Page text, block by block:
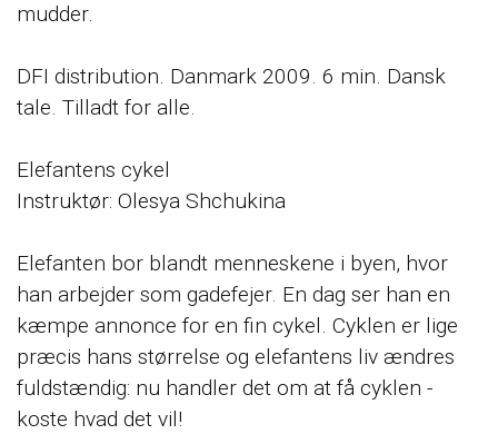
mudder.
DFI distribution. Danmark 2009. 6 min. Dansk
tale. Tilladt for alle.
Elefantens cykel
Instruktør: Olesya Shchukina
Elefanten bor blandt menneskene i byen, hvor
han arbejder som gadefejer. En dag ser han en
kæmpe annonce for en fin cykel. Cyklen er lige
præcis hans størrelse og elefantens liv ændres
fuldstændig: nu handler det om at få cyklen -
koste hvad det vil!